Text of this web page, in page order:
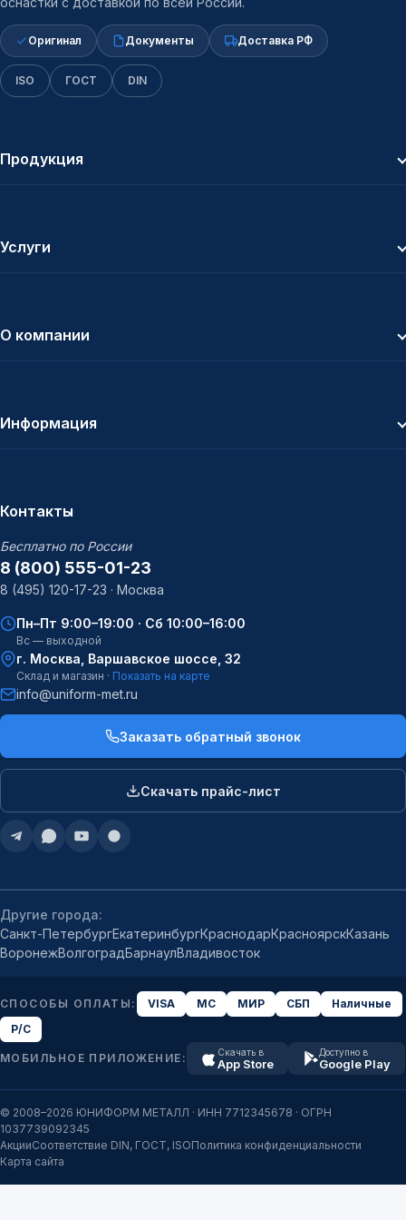
Оригинал Документы Доставка РФ
ISO ГОСТ DIN
Продукция
Услуги
О компании
Информация
Контакты
Бесплатно по России
8 (800) 555-01-23
8 (495) 120-17-23 · Москва
Пн–Пт 9:00–19:00 · Сб 10:00–16:00
Вс — выходной
г. Москва, Варшавское шоссе, 32
Склад и магазин · Показать на карте
info@uniform-met.ru
Заказать обратный звонок
Скачать прайс-лист
Другие города:
Санкт-ПетербургЕкатеринбургКраснодарКрасноярскКазань
ВоронежВолгоградБарнаулВладивосток
СПОСОБЫ ОПЛАТЫ: VISA MC МИР СБП
Наличные
Р/С
МОБИЛЬНОЕ ПРИЛОЖЕНИЕ: Скачать в
App Store
Доступно в
Google Play
© 2008–2026 ЮНИФОРМ МЕТАЛЛ · ИНН 7712345678 · ОГРН
1037739092345
АкцииСоответствие DIN, ГОСТ, ISOПолитика конфиденциальности
Карта сайта